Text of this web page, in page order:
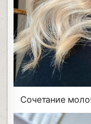
Сочетание